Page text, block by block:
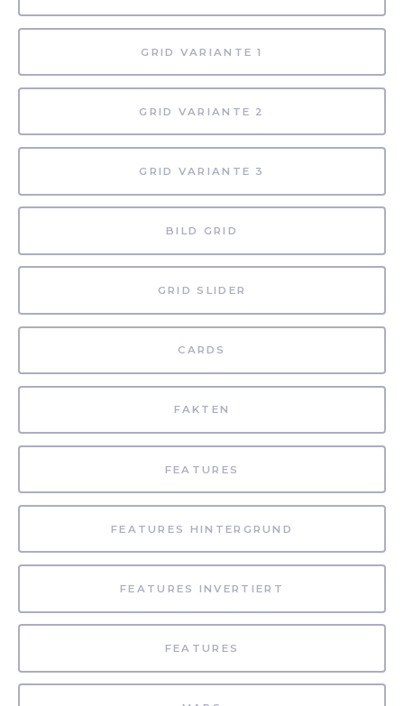
GRID VARIANTE 1
GRID VARIANTE 2
GRID VARIANTE 3
BILD GRID
GRID SLIDER
CARDS
FAKTEN
FEATURES
FEATURES HINTERGRUND
FEATURES INVERTIERT
FEATURES